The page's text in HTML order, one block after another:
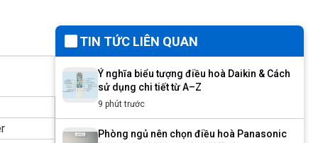
TIN TỨC LIÊN QUAN
Ý nghĩa biểu tượng điều hoà Daikin & Cách
sử dụng chi tiết từ A–Z
9 phút trước
Phòng ngủ nên chọn điều hoà Panasonic